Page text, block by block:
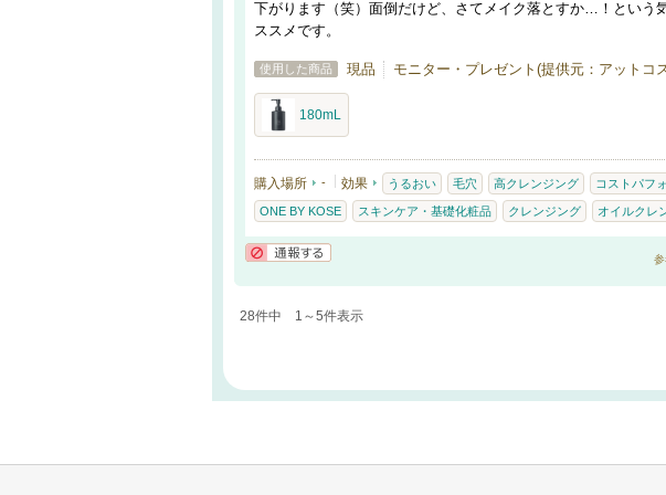
下がります（笑）面倒だけど、さてメイク落とすか…！という
ススメです。
使用した商品 現品 モニター・プレゼント(提供元：アットコ
180mL
購入場所 - 効果 うるおい 毛穴 高クレンジング コストパフ
ONE BY KOSE スキンケア・基礎化粧品 クレンジング オイルクレ
参
28件中 1～5件表示